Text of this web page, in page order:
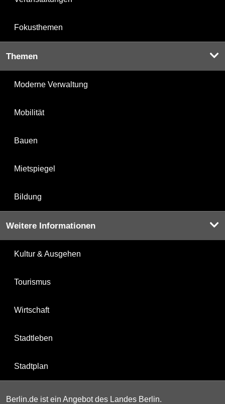
Fokusthemen
Themen
Moderne Verwaltung
Mobilität
Bauen
Mietspiegel
Bildung
Weitere Informationen
Kultur & Ausgehen
Tourismus
Wirtschaft
Stadtleben
Stadtplan
Berlin.de ist ein Angebot des Landes Berlin.